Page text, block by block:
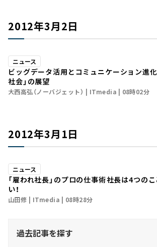
2012年3月2日
ニュース
ビッグデータ活用とコミュニケーション進
社会」の展望
大西高弘（ノーバジェット） ITmedia 08時02分
2012年3月1日
ニュース
「雇われ社長」のプロの仕事術――社長は4つの
い！
山田修 ITmedia 08時28分
過去記事を探す